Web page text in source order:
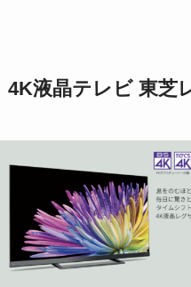
4K液晶テレビ 東芝